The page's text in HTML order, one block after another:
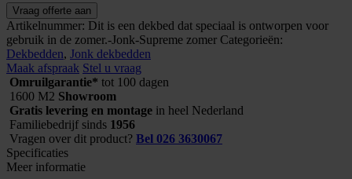
Supreme
zomer
aantal
Vraag offerte aan
Artikelnummer: Dit is een dekbed dat speciaal is ontworpen voor
gebruik in de zomer.-Jonk-Supreme zomer Categorieën:
Dekbedden, Jonk dekbedden
Maak afspraak Stel u vraag
Omruilgarantie* tot 100 dagen
1600 M2 Showroom
Gratis levering en montage in heel Nederland
Familiebedrijf sinds 1956
Vragen over dit product? Bel 026 3630067
Specificaties
Meer informatie